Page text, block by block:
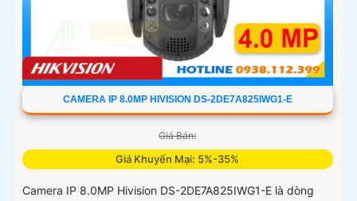
CAMERA IP 8.0MP HIVISION DS-2DE7A825IWG1-E
Giá Bán:
Giá Khuyến Mại: 5%-35%
Camera IP 8.0MP Hivision DS-2DE7A825IWG1-E là dòng